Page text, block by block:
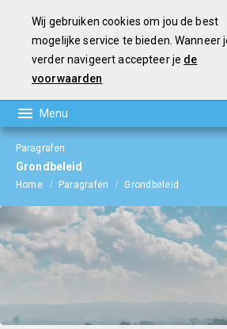
Wij gebruiken cookies om jou de best
mogelijke service te bieden. Wanneer
verder navigeert accepteer je de
voorwaarden
Paragrafen
Grondbeleid
Home Paragrafen Grondbeleid